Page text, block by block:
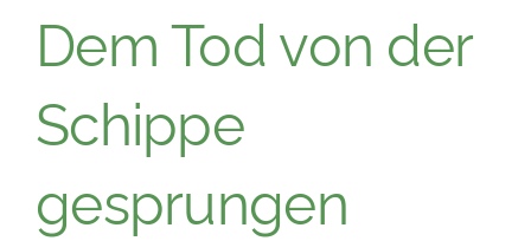
Dem Tod von der
Schippe
gesprungen